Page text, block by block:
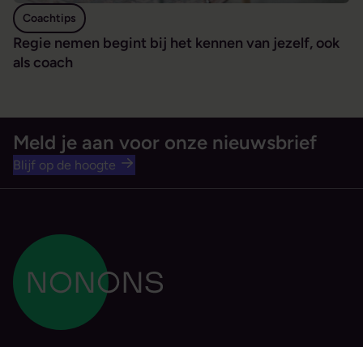
Regie nemen begint bij het kennen van jezelf, ook
als coach
Coachtips
Meld je aan voor onze nieuwsbrief
Blijf op de hoogte